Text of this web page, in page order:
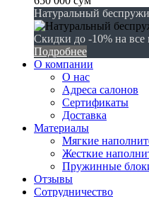
Натуральный
Скидки до -10% на все
Подробнее
О компании
О нас
Адреса салонов
Сертификаты
Доставка
Материалы
Мягкие
Жесткие
Пружинные
Отзывы
Сотрудничество